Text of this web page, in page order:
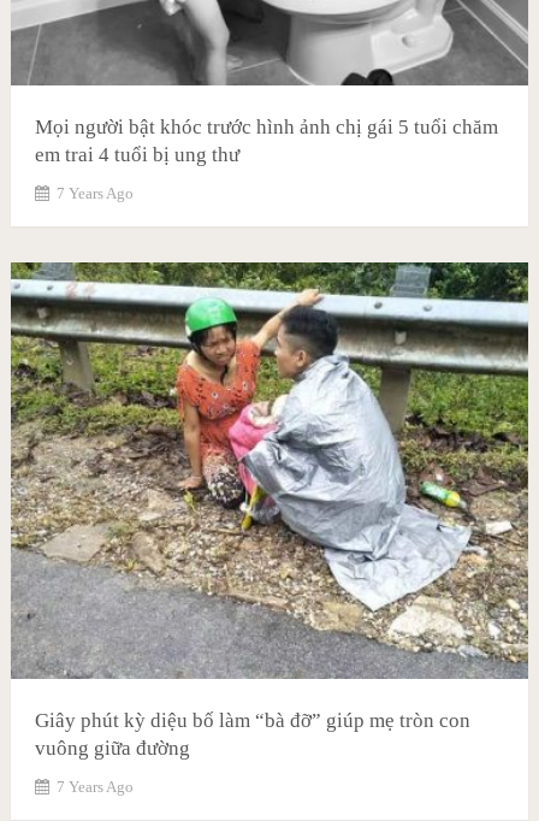
Mọi người bật khóc trước hình ảnh chị gái 5 tuổi chăm
em trai 4 tuổi bị ung thư
7 Years Ago
Giây phút kỳ diệu bố làm “bà đỡ” giúp mẹ tròn con
vuông giữa đường
7 Years Ago